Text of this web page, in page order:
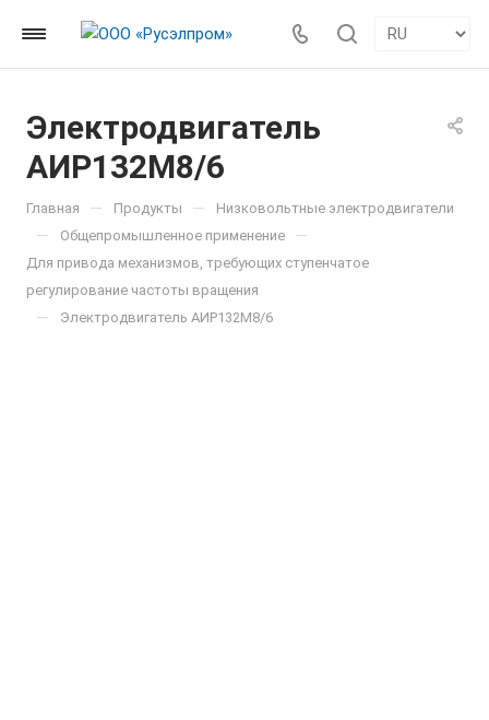
Электродвигатель
АИР132M8/6
Главная — Продукты — Низковольтные электродвигатели
— Общепромышленное применение —
Для привода механизмов, требующих ступенчатое
регулирование частоты вращения
— Электродвигатель АИР132M8/6